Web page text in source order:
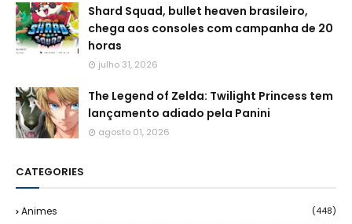
Shard Squad, bullet heaven brasileiro,
chega aos consoles com campanha de 20
horas
julho 31, 2026
The Legend of Zelda: Twilight Princess tem
lançamento adiado pela Panini
agosto 01, 2026
CATEGORIES
Animes (448)